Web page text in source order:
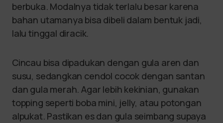
berbuka. Modalnya tidak terlalu besar karena
bahan utamanya bisa dibeli dalam bentuk jadi,
lalu tinggal diracik.
Cincau bisa dipadukan dengan gula aren dan
susu, sedangkan cendol cocok dengan santan
dan gula merah. Agar lebih kekinian, gunakan
topping seperti boba mini, jelly, atau potongan
alpukat. Pastikan es dan gula seimbang supaya